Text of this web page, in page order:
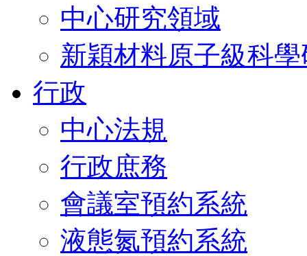
中心研究領域
新穎材料原子級科
行政
中心法規
行政庶務
會議室預約系統
液態氮預約系統